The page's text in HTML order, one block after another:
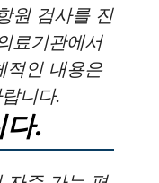
원 검사를 진
료기관에서
적인 내용은
니다.
.